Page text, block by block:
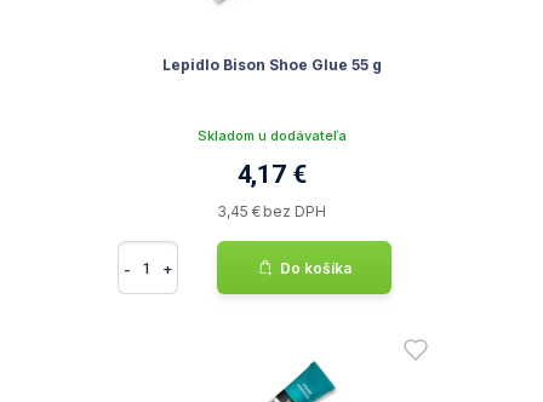
Lepidlo Bison Shoe Glue 55 g
Skladom u dodávateľa
4,17 €
3,45 € bez DPH
- + Do košíka